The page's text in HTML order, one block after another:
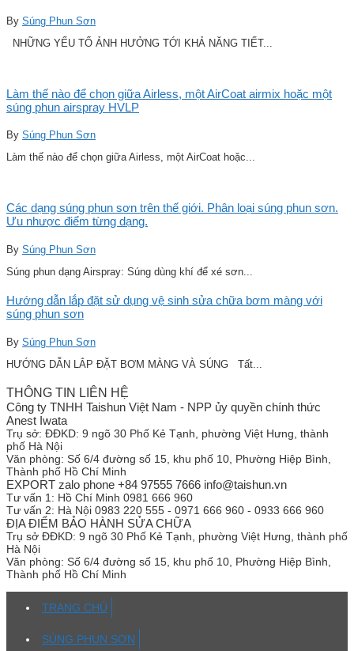
By Súng Phun Sơn
NHỮNG YẾU TỐ ẢNH HƯỞNG TỚI KHẢ NĂNG TIẾT...
Làm thế nào để chọn giữa Airless, một AirCoat airmix hoặc một
súng phun airspray HVLP
By Súng Phun Sơn
Làm thế nào để chọn giữa Airless, một AirCoat hoặc...
Các dạng súng phun sơn trên thế giới. Phân loại súng phun sơn.
Ưu nhược điểm từng dạng.
By Súng Phun Sơn
Súng phun dạng Airspray: Súng dùng khí để xé sơn...
Hướng dẫn lắp đặt sử dụng vệ sinh sửa chữa bơm màng với
súng phun sơn
By Súng Phun Sơn
HƯỚNG DẪN LẮP ĐẶT BƠM MÀNG VÀ SÚNG Tất...
THÔNG TIN LIÊN HỆ
Công ty TNHH Taishun Việt Nam - NPP ủy quyền chính thức
Anest Iwata
Trụ sở: ĐĐKD: 9 ngõ 30 Phố Kẻ Tạnh, phường Việt Hưng, thành
phố Hà Nội
Văn phòng: Số 6/4 đường số 15, khu phố 10, Phường Hiệp Bình,
Thành phố Hồ Chí Minh
EXPORT zalo phone +84 97555 7666 info@taishun.vn
Tư vấn 1: Hồ Chí Minh 0981 666 960
Tư vấn 2: Hà Nội 0983 220 555 - 0971 666 960 - 0933 666 960
ĐỊA ĐIỂM BẢO HÀNH SỬA CHỮA
Trụ sở ĐĐKD: 9 ngõ 30 Phố Kẻ Tạnh, phường Việt Hưng, thành phố
Hà Nội
Văn phòng: Số 6/4 đường số 15, khu phố 10, Phường Hiệp Bình,
Thành phố Hồ Chí Minh
TRANG CHỦ
SÚNG PHUN SƠN